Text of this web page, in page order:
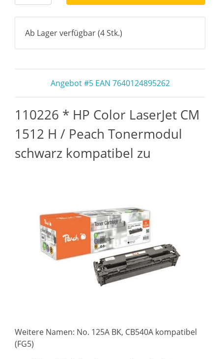
Ab Lager verfügbar (4 Stk.)
Angebot #5 EAN 7640124895262
110226 * HP Color LaserJet CM
1512 H / Peach Tonermodul
schwarz kompatibel zu
Weitere Namen: No. 125A BK, CB540A kompatibel
(FG5)